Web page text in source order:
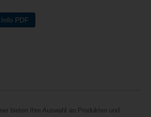
PDF
bieten Ihre Auswahl an Produkten und